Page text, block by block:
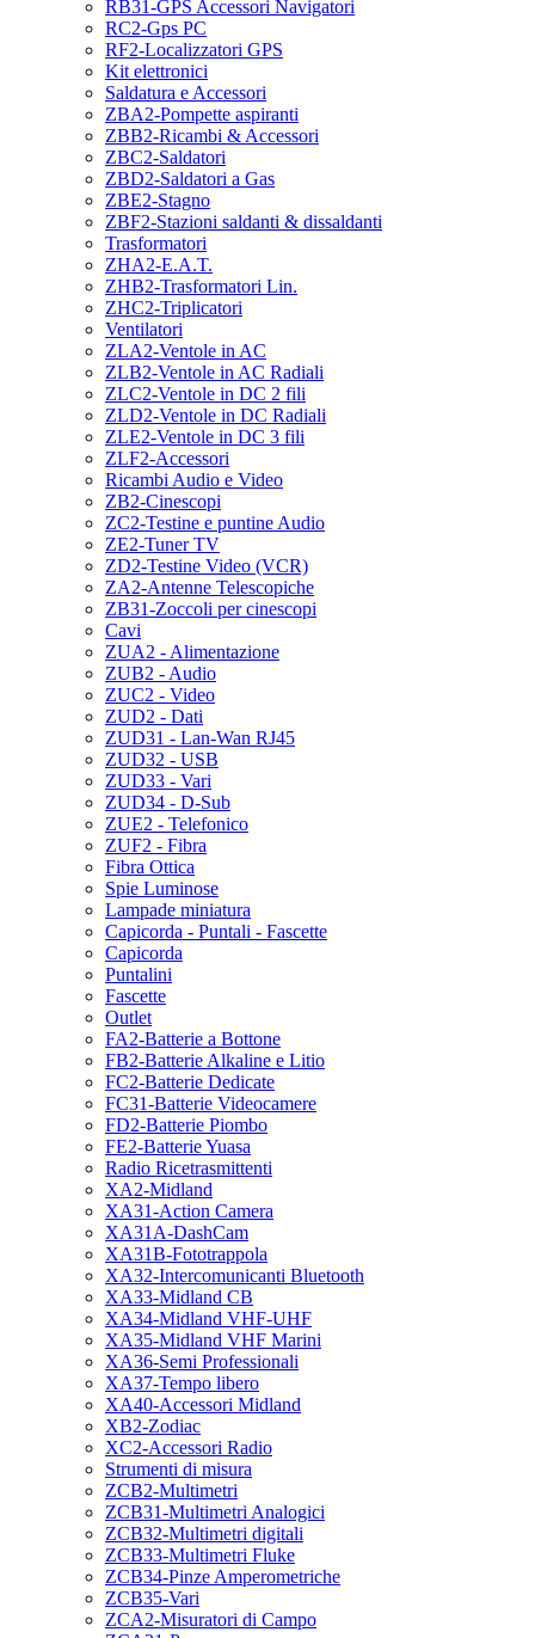
RB31-GPS Accessori Navigatori
RC2-Gps PC
RF2-Localizzatori GPS
Kit elettronici
Saldatura e Accessori
ZBA2-Pompette aspiranti
ZBB2-Ricambi & Accessori
ZBC2-Saldatori
ZBD2-Saldatori a Gas
ZBE2-Stagno
ZBF2-Stazioni saldanti & dissaldanti
Trasformatori
ZHA2-E.A.T.
ZHB2-Trasformatori Lin.
ZHC2-Triplicatori
Ventilatori
ZLA2-Ventole in AC
ZLB2-Ventole in AC Radiali
ZLC2-Ventole in DC 2 fili
ZLD2-Ventole in DC Radiali
ZLE2-Ventole in DC 3 fili
ZLF2-Accessori
Ricambi Audio e Video
ZB2-Cinescopi
ZC2-Testine e puntine Audio
ZE2-Tuner TV
ZD2-Testine Video (VCR)
ZA2-Antenne Telescopiche
ZB31-Zoccoli per cinescopi
Cavi
ZUA2 - Alimentazione
ZUB2 - Audio
ZUC2 - Video
ZUD2 - Dati
ZUD31 - Lan-Wan RJ45
ZUD32 - USB
ZUD33 - Vari
ZUD34 - D-Sub
ZUE2 - Telefonico
ZUF2 - Fibra
Fibra Ottica
Spie Luminose
Lampade miniatura
Capicorda - Puntali - Fascette
Capicorda
Puntalini
Fascette
Outlet
FA2-Batterie a Bottone
FB2-Batterie Alkaline e Litio
FC2-Batterie Dedicate
FC31-Batterie Videocamere
FD2-Batterie Piombo
FE2-Batterie Yuasa
Radio Ricetrasmittenti
XA2-Midland
XA31-Action Camera
XA31A-DashCam
XA31B-Fototrappola
XA32-Intercomunicanti Bluetooth
XA33-Midland CB
XA34-Midland VHF-UHF
XA35-Midland VHF Marini
XA36-Semi Professionali
XA37-Tempo libero
XA40-Accessori Midland
XB2-Zodiac
XC2-Accessori Radio
Strumenti di misura
ZCB2-Multimetri
ZCB31-Multimetri Analogici
ZCB32-Multimetri digitali
ZCB33-Multimetri Fluke
ZCB34-Pinze Amperometriche
ZCB35-Vari
ZCA2-Misuratori di Campo